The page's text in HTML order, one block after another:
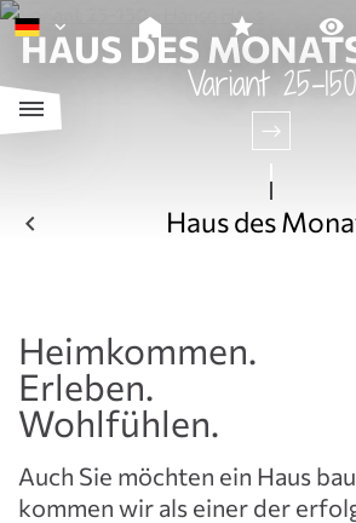
HAUS DES
Variant 25-150
Haus des
Auch Sie möchten ein Haus
kommen wir als einer der
Heimkommen.
Erleben.
Wohlfühlen.